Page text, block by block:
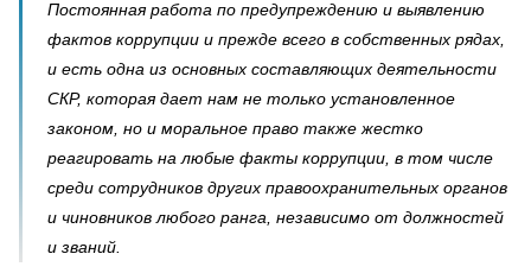
Постоянная работа по предупреждению и выявлению
фактов коррупции и прежде всего в собственных рядах,
и есть одна из основных составляющих деятельности
СКР, которая дает нам не только установленное
законом, но и моральное право также жестко
реагировать на любые факты коррупции, в том числе
среди сотрудников других правоохранительных органов
и чиновников любого ранга, независимо от должностей
и званий.